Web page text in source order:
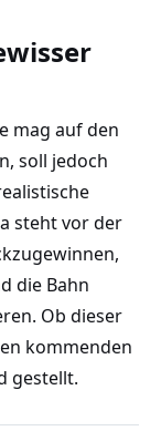
mag auf den
soll jedoch
steht vor der
die Bahn
Ob dieser
kommenden
gestellt.